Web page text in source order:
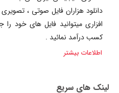
دانلود هزاران فایل صوتی ،
افزاری میتوانید فایل های خود
کسب درآمد نمائید .
اطلاعات بیشتر
لینک های سریع